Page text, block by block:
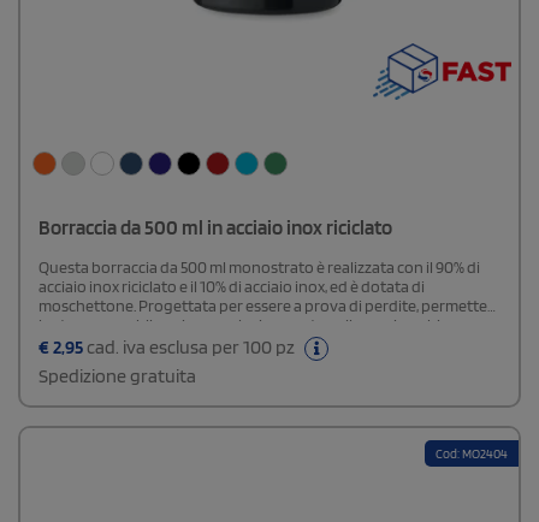
Borraccia da 500 ml in acciaio inox riciclato
Questa borraccia da 500 ml monostrato è realizzata con il 90% di
acciaio inox riciclato e il 10% di acciaio inox, ed è dotata di
moschettone. Progettata per essere a prova di perdite, permette
la stampa a sublimazione esclusivamente nella versione bianca.
€ 2,95 cad. iva esclusa per 100 pz
Spedizione gratuita
Cod: MO2404